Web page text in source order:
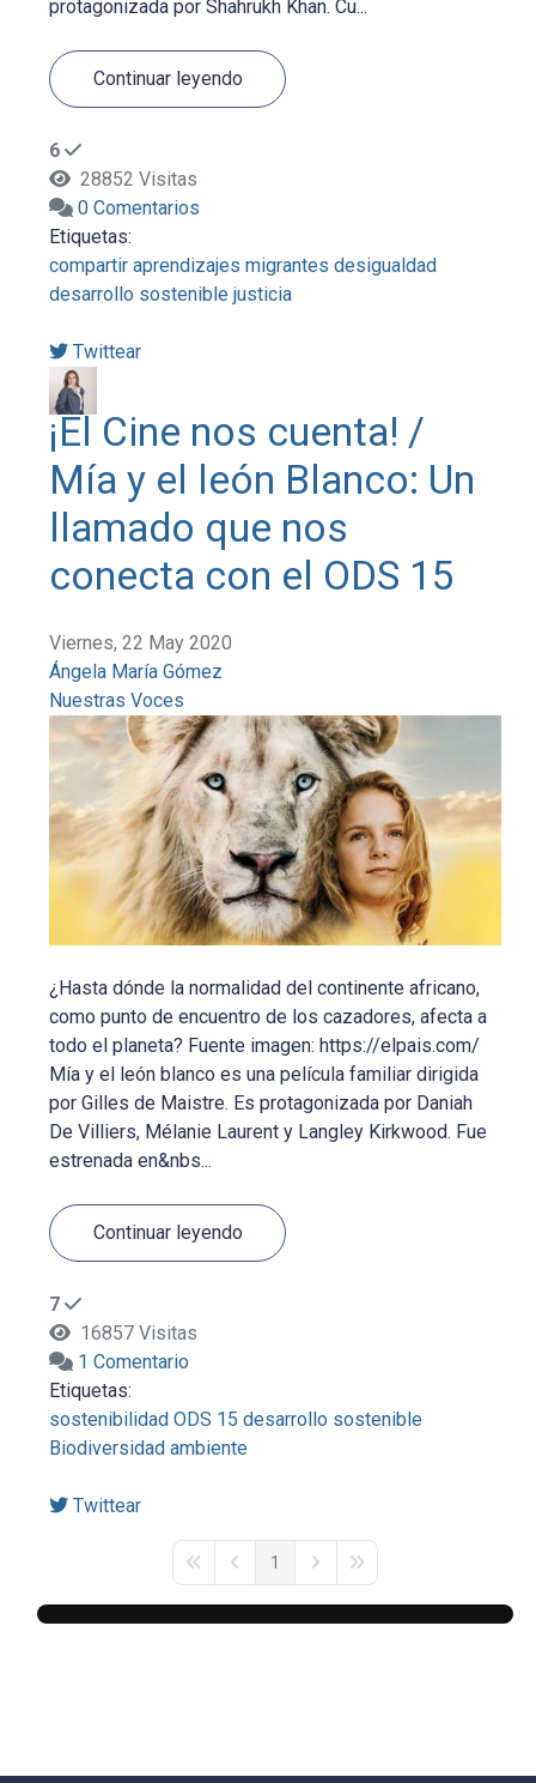
protagonizada por Shahrukh Khan. Cu...
Continuar leyendo
6
28852 Visitas
0 Comentarios
Etiquetas:
compartir aprendizajes migrantes desigualdad
desarrollo sostenible justicia
Twittear
¡El Cine nos cuenta! /
Mía y el león Blanco: Un
llamado que nos
conecta con el ODS 15
Viernes, 22 May 2020
Ángela María Gómez
Nuestras Voces
¿Hasta dónde la normalidad del continente africano,
como punto de encuentro de los cazadores, afecta a
todo el planeta? Fuente imagen: https://elpais.com/
Mía y el león blanco es una película familiar dirigida
por Gilles de Maistre. Es protagonizada por Daniah
De Villiers, Mélanie Laurent y Langley Kirkwood. Fue
estrenada en&nbs...
Continuar leyendo
7
16857 Visitas
1 Comentario
Etiquetas:
sostenibilidad ODS 15 desarrollo sostenible
Biodiversidad ambiente
Twittear
First PagePrevious Page
1
Next PageLast Page